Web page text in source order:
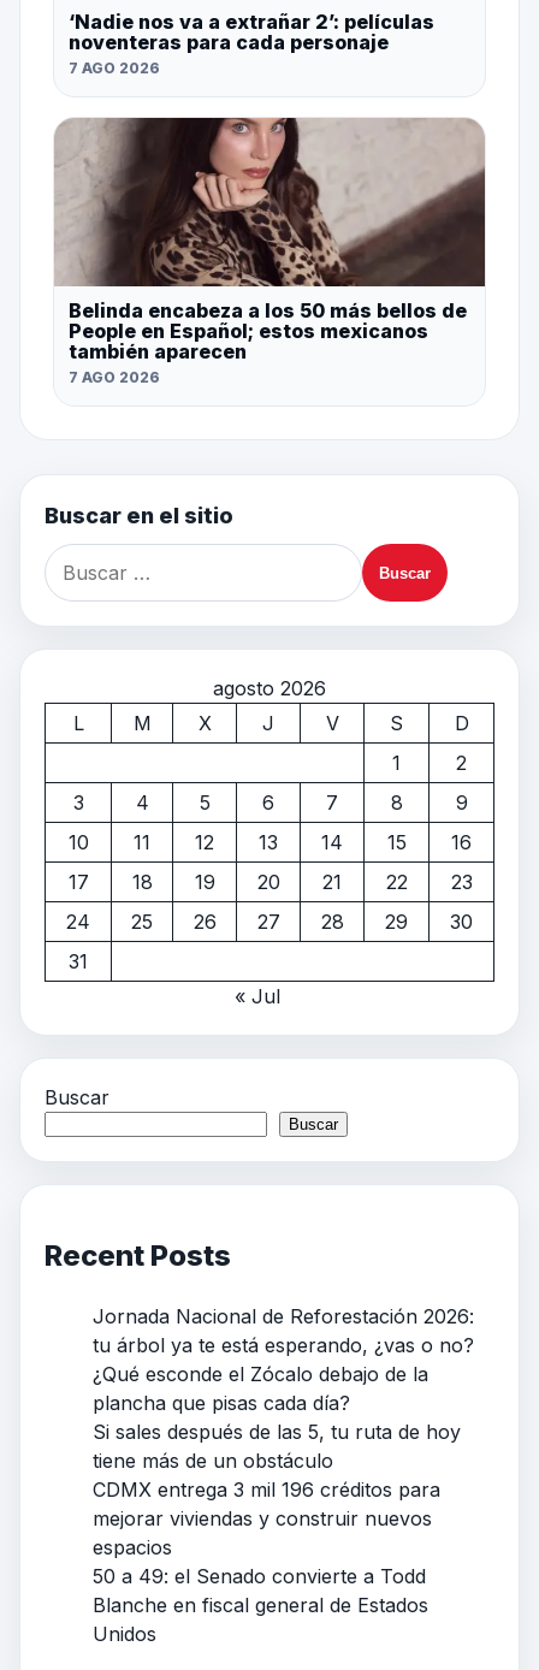
‘Nadie nos va a extrañar 2’: películas
noventeras para cada personaje
7 AGO 2026
Belinda encabeza a los 50 más bellos de
People en Español; estos mexicanos
también aparecen
7 AGO 2026
Buscar en el sitio
agosto 2026
L
M X J V S
D
1
2
3
4 5 6 7 8
9
10
11 12 13 14 15
16
17
18 19 20 21 22
23
24
25 26 27 28 29
30
31
« Jul
Buscar
Buscar
Recent Posts
Jornada Nacional de Reforestación 2026:
tu árbol ya te está esperando, ¿vas o no?
¿Qué esconde el Zócalo debajo de la
plancha que pisas cada día?
Si sales después de las 5, tu ruta de hoy
tiene más de un obstáculo
CDMX entrega 3 mil 196 créditos para
mejorar viviendas y construir nuevos
espacios
50 a 49: el Senado convierte a Todd
Blanche en fiscal general de Estados
Unidos